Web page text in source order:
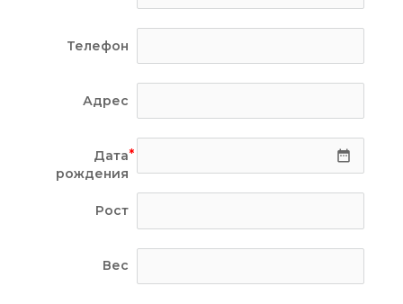
Телефон
Адрес
Дата
рождения
date_range
Рост
Вес